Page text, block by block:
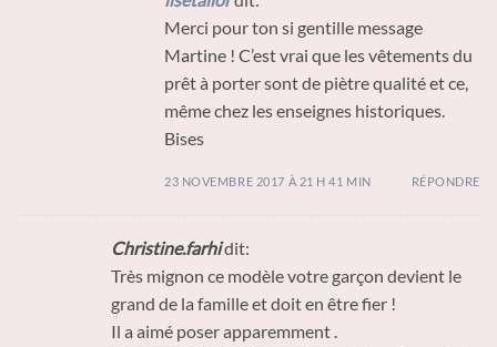
Merci pour ton si gentille message
Martine ! C’est vrai que les vêtements du
prêt à porter sont de piètre qualité et ce,
même chez les enseignes historiques.
Bises
23 NOVEMBRE 2017 À 21 H 41 MIN RÉPONDRE
Christine.farhidit:
Très mignon ce modèle votre garçon devient le
grand de la famille et doit en être fier !
Il a aimé poser apparemment .